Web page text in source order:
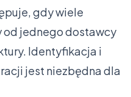
gdy wiele
od jednego dostawcy
Identyfikacja i
jest niezbędna dla